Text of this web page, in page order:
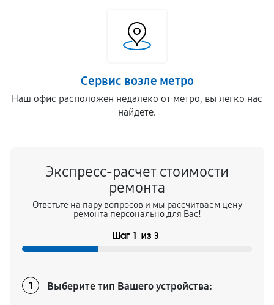
Сервис возле метро
Наш офис расположен недалеко от метро, вы легко нас
найдете.
Экспресс-расчет стоимости
ремонта
Ответьте на пару вопросов и мы рассчитваем цену
ремонта персонально для Вас!
Шаг 1 из 3
1 Выберите тип Вашего устройства: